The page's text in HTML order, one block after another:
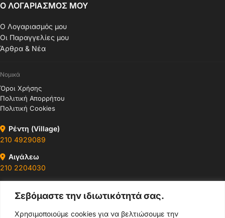
Σεβόμαστε την ιδιωτικότητά σας.
Χρησιμοποιούμε cookies για να βελτιώσουμε την
Ο ΛΟΓΑΡΙΑΣΜΟΣ ΜΟΥ
Ο Λογαριασμός μου
Οι Παραγγελίες μου
Άρθρα & Νέα
Νομικά
Όροι Χρήσης
Πολιτική Απορρήτου
Πολιτική Cookies
Ρέντη (Village)
210 4929089
Αιγάλεω
210 2204030
210 4400147